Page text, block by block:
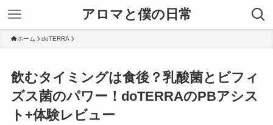
アロマと僕の日常
ホーム doTERRA
飲むタイミングは食後？乳酸菌とビフィ
ズス菌のパワー！doTERRAのPBアシス
ト+体験レビュー